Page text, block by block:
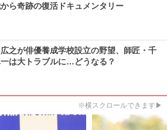
ら奇跡の復活ドキュメンタリー
之が俳優養成学校設立の野望、師匠・千
は大トラブルに…どうなる？
※横スクロールできます▶